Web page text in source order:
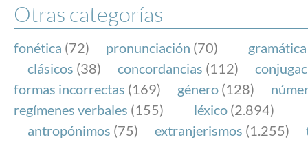
FundéuRAE es una fundación patrocinada por la
y la Real Academia Española, cuyo objetivo es
el buen uso del español en los medios de
Internet.
Otras categorías
fonética (72) pronunciación (70) gramática
clásicos (38) concordancias (112)
formas incorrectas (169) género (128)
regímenes verbales (155) léxico (2.894)
antropónimos (75) extranjerismos (1.255)